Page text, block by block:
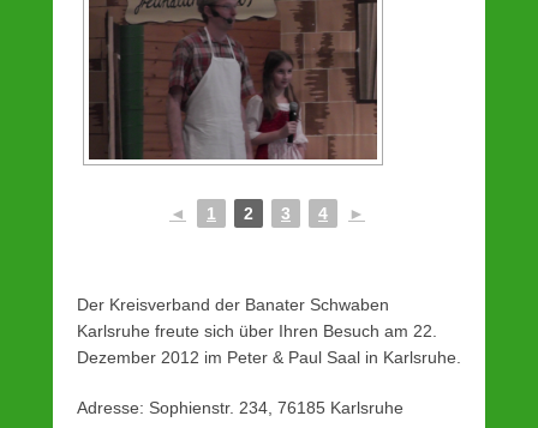
◄ 1 2 3 4 ►
Der Kreisverband der Banater Schwaben
Karlsruhe freute sich über Ihren Besuch am 22.
Dezember 2012 im Peter & Paul Saal in Karlsruhe.
Adresse: Sophienstr. 234, 76185 Karlsruhe